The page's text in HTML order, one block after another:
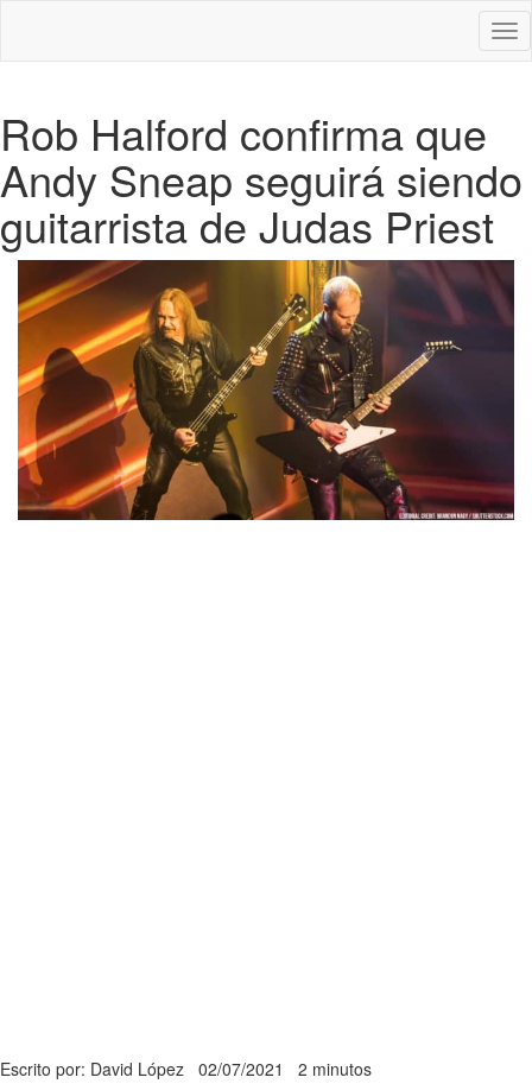
Rob Halford confirma que
Andy Sneap seguirá siendo
guitarrista de Judas Priest
Escrito por: David López 02/07/2021 2 minutos